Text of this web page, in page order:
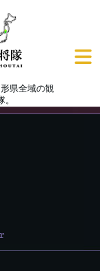
県全域の観